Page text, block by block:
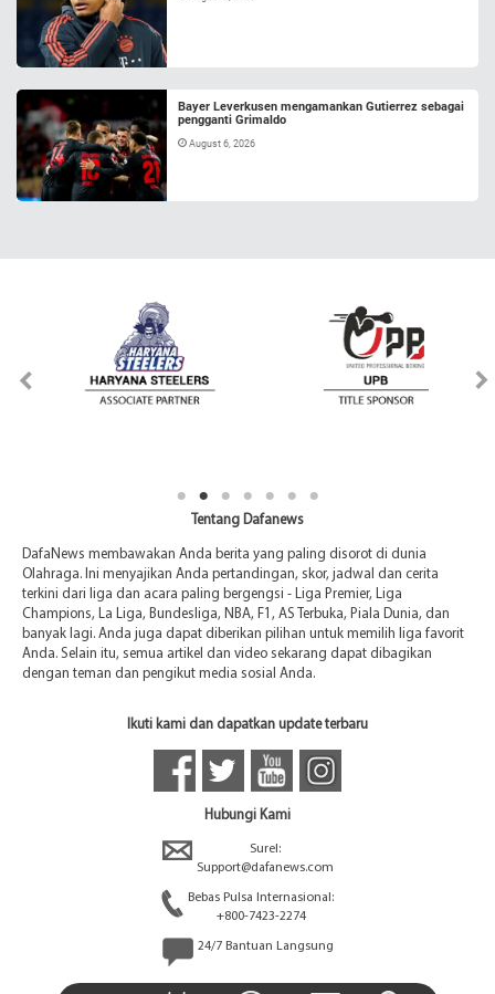
Bayer Leverkusen mengamankan Gutierrez sebagai
pengganti Grimaldo
August 6, 2026
Tentang Dafanews
DafaNews membawakan Anda berita yang paling disorot di dunia
Olahraga. Ini menyajikan Anda pertandingan, skor, jadwal dan cerita
terkini dari liga dan acara paling bergengsi - Liga Premier, Liga
Champions, La Liga, Bundesliga, NBA, F1, AS Terbuka, Piala Dunia, dan
banyak lagi. Anda juga dapat diberikan pilihan untuk memilih liga favorit
Anda. Selain itu, semua artikel dan video sekarang dapat dibagikan
dengan teman dan pengikut media sosial Anda.
Ikuti kami dan dapatkan update terbaru
Hubungi Kami
Surel:
Support@dafanews.com
Bebas Pulsa Internasional:
+800-7423-2274
24/7 Bantuan Langsung